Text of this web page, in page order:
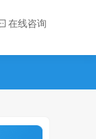
在线咨询